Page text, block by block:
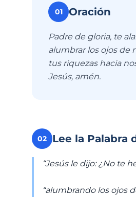
01 Oración
Padre de gloria, te
alumbrar los ojos de
tus riquezas hacia
Jesús, amén.
02 Lee la Palabra
“Jesús le dijo: ¿No te
“alumbrando los ojos